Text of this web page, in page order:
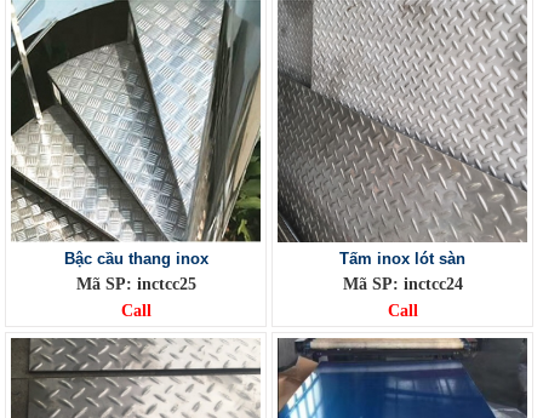
Bậc cầu thang inox
Mã SP: inctcc25
Call
Tấm inox lót sàn
Mã SP: inctcc24
Call